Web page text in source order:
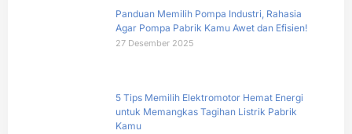
Panduan Memilih Pompa Industri, Rahasia
Agar Pompa Pabrik Kamu Awet dan Efisien!
27 Desember 2025
5 Tips Memilih Elektromotor Hemat Energi
untuk Memangkas Tagihan Listrik Pabrik
Kamu